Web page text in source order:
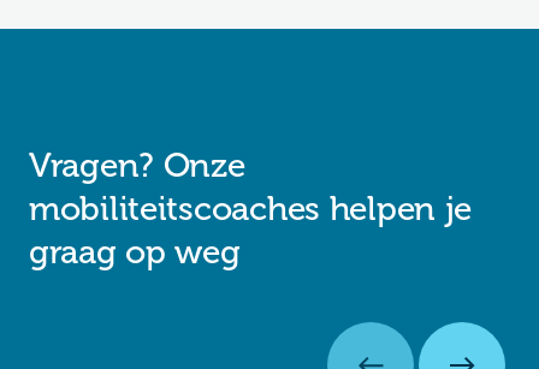
Vragen? Onze
mobiliteitscoaches helpen je
graag op weg